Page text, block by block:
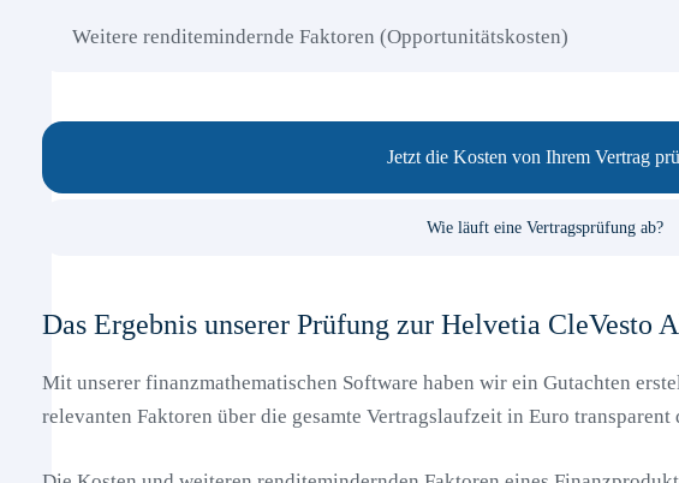
Weitere renditemindernde Faktoren (Opportunitätskosten)
Jetzt die Kosten von Ihrem Vertrag
Wie läuft eine Vertragsprüfung ab?
Das Ergebnis unserer Prüfung zur Helvetia CleVesto
Mit unserer finanzmathematischen Software haben wir ein Gutachten
relevanten Faktoren über die gesamte Vertragslaufzeit in Euro transparent